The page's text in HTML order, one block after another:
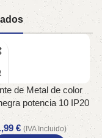
de Metal de color
potencia 10 IP20
€ (IVA Incluido)